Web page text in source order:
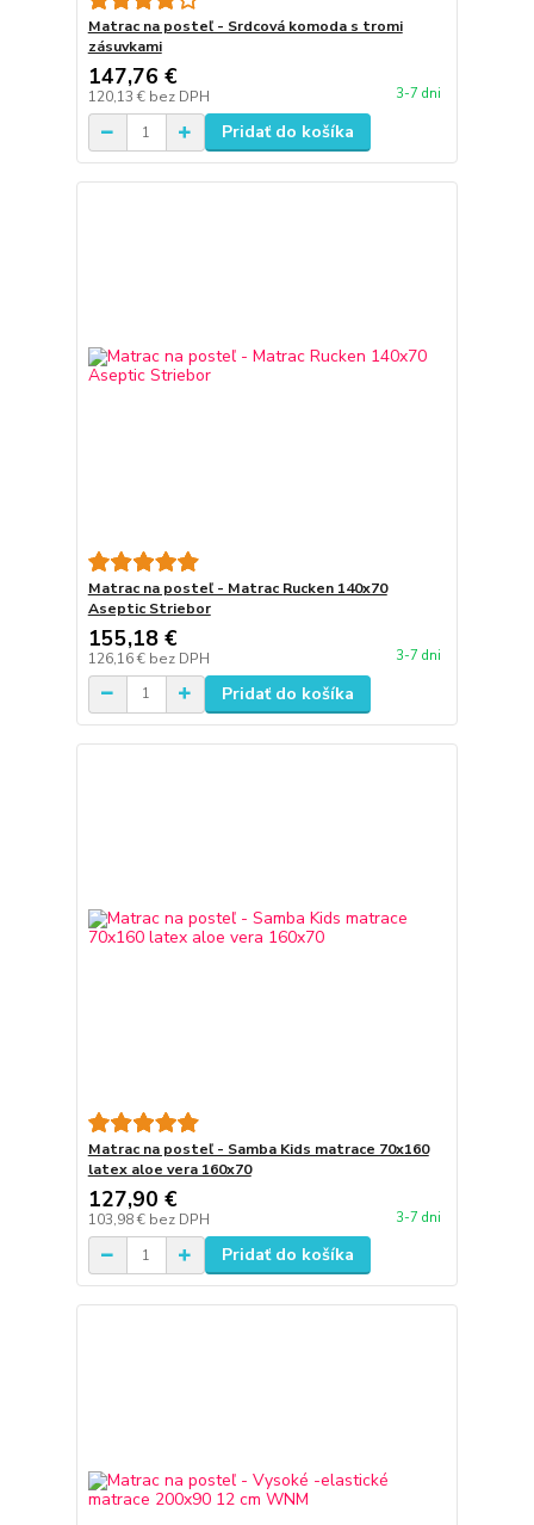
Matrac na posteľ - Srdcová komoda s tromi
zásuvkami
147,76 €
120,13 € bez DPH 3-7 dni
Pridať do košíka
Matrac na posteľ - Matrac Rucken 140x70
Aseptic Striebor
155,18 €
126,16 € bez DPH 3-7 dni
Pridať do košíka
Matrac na posteľ - Samba Kids matrace 70x160
latex aloe vera 160x70
127,90 €
103,98 € bez DPH 3-7 dni
Pridať do košíka